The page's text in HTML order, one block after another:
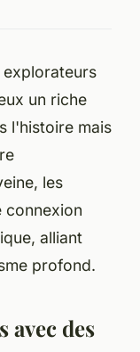
explorateurs
un riche
l'histoire mais
les
connexion
alliant
profond.
avec des